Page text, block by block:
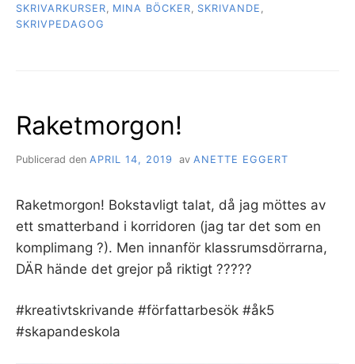
SKRIVARKURSER, MINA BÖCKER, SKRIVANDE ,
SKRIVPEDAGOG
Raketmorgon!
Publicerad den APRIL 14, 2019 av ANETTE EGGERT
Raketmorgon! Bokstavligt talat, då jag möttes av
ett smatterband i korridoren (jag tar det som en
komplimang ?). Men innanför klassrumsdörrarna,
DÄR hände det grejor på riktigt ?????
#kreativtskrivande #författarbesök #åk5
#skapandeskola